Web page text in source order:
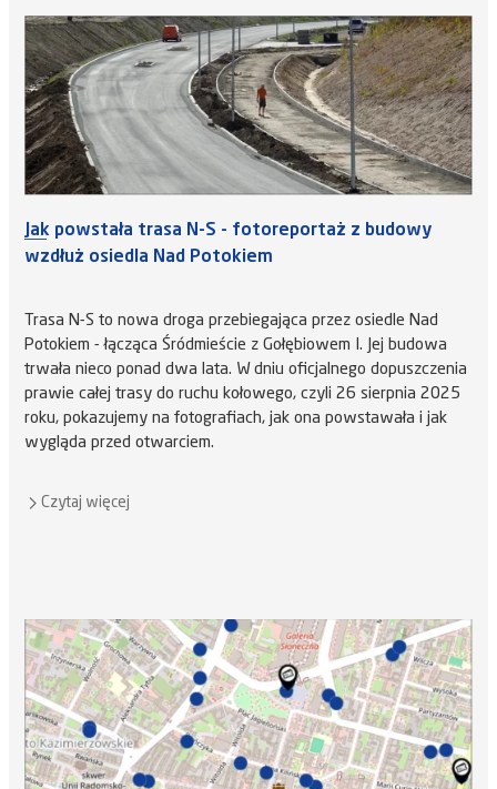
Jak powstała trasa N-S - fotoreportaż z budowy
wzdłuż osiedla Nad Potokiem
Trasa N-S to nowa droga przebiegająca przez osiedle Nad
Potokiem - łącząca Śródmieście z Gołębiowem I. Jej budowa
trwała nieco ponad dwa lata. W dniu oficjalnego dopuszczenia
prawie całej trasy do ruchu kołowego, czyli 26 sierpnia 2025
roku, pokazujemy na fotografiach, jak ona powstawała i jak
wygląda przed otwarciem.
Czytaj więcej